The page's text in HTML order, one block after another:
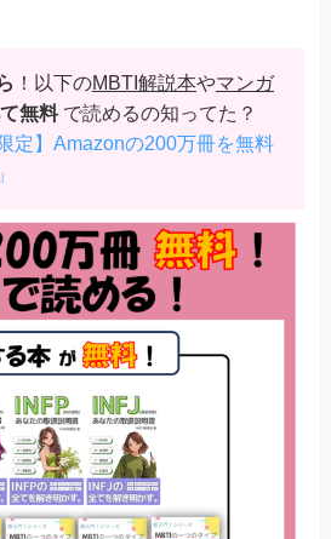
！以下のMBTI解説本やマンガ
無料で読めるの知ってた？
定】Amazonの200万冊を無料